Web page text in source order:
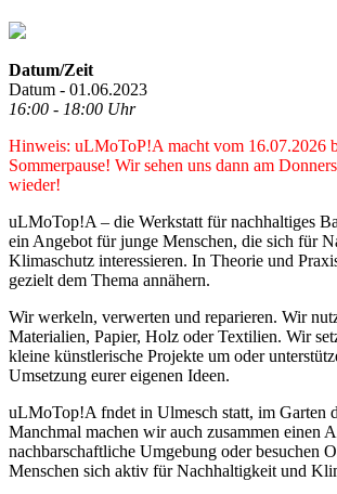
Datum/Zeit
Datum - 01.06.2023
16:00 - 18:00 Uhr
Hinweis: uLMoToP!A macht vom 16.07.2026
Sommerpause! Wir sehen uns dann am
wieder!
uLMoTop!A – die Werkstatt für nachhaltiges
ein Angebot für junge Menschen, die sich für
Klimaschutz interessieren. In Theorie und
gezielt dem Thema annähern.
Wir werkeln, verwerten und reparieren. Wir
Materialien, Papier, Holz oder Textilien. Wir
kleine künstlerische Projekte um oder
Umsetzung eurer eigenen Ideen.
uLMoTop!A fndet in Ulmesch statt, im Garten
Manchmal machen wir auch zusammen einen
nachbarschaftliche Umgebung oder besuchen
Menschen sich aktiv für Nachhaltigkeit und